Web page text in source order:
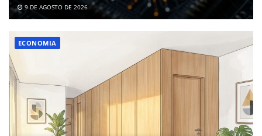
9 DE AGOSTO DE 2026
ECONOMIA